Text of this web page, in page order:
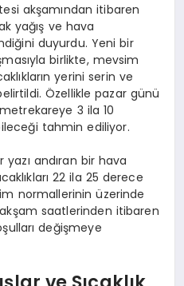
akşamından itibaren
yağış ve hava
duyurdu. Yeni bir
birlikte, mevsim
yerini serin ve
Özellikle pazar günü
3 ila 10
tahmin ediliyor.
andıran bir hava
22 ila 25 derece
normallerinin üzerinde
saatlerinden itibaren
değişmeye